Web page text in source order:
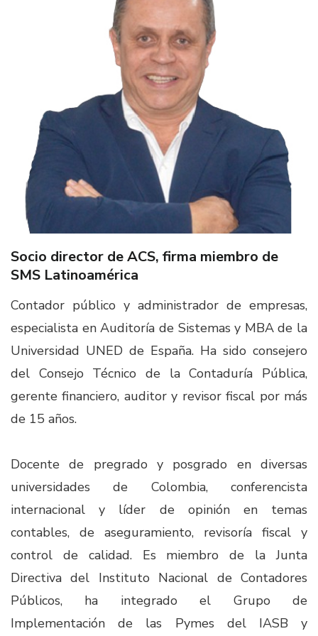
Socio director de ACS, firma miembro de
SMS Latinoamérica​
Contador público y administrador de empresas,
especialista en Auditoría de Sistemas y MBA de la
Universidad UNED de España. Ha sido consejero
del Consejo Técnico de la Contaduría Pública,
gerente financiero, auditor y revisor fiscal por más
de 15 años. ​
Docente de pregrado y posgrado en diversas
universidades de Colombia, conferencista
internacional y líder de opinión en temas
contables, de aseguramiento, revisoría fiscal y
control de calidad. Es miembro de la Junta
Directiva del Instituto Nacional de Contadores
Públicos, ha integrado el Grupo de
Implementación de las Pymes del IASB y